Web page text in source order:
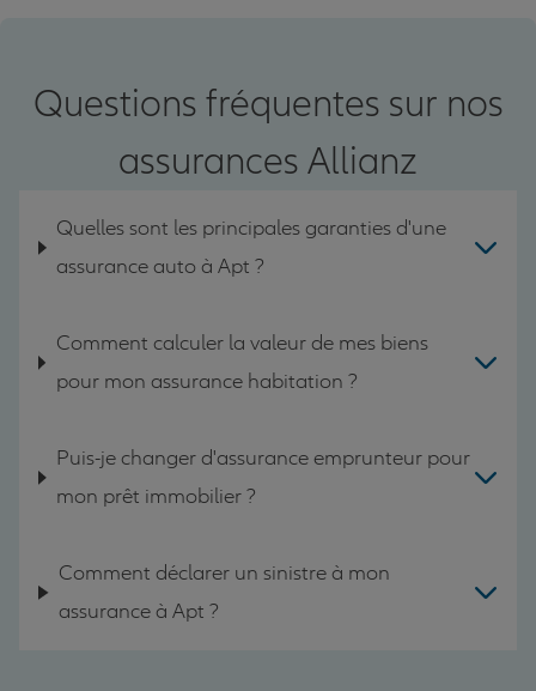
Questions fréquentes sur nos
assurances Allianz
Quelles sont les principales garanties d'une
assurance auto à Apt ?
Comment calculer la valeur de mes biens
pour mon assurance habitation ?
Puis-je changer d'assurance emprunteur pour
mon prêt immobilier ?
Comment déclarer un sinistre à mon
assurance à Apt ?